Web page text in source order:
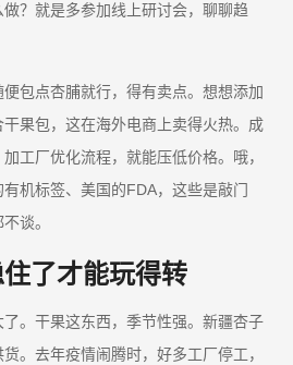
？就是多参加线上研讨会，聊聊趋
包点杏脯就行，得有卖点。想想添加
果包，这在海外电商上卖得火热。成
工厂优化流程，就能压低价格。哦，
机标签、美国的FDA，这些是敲门
谈。
了才能玩得转
。干果这东西，季节性强。新疆杏子
。去年疫情闹腾时，好多工厂停工，